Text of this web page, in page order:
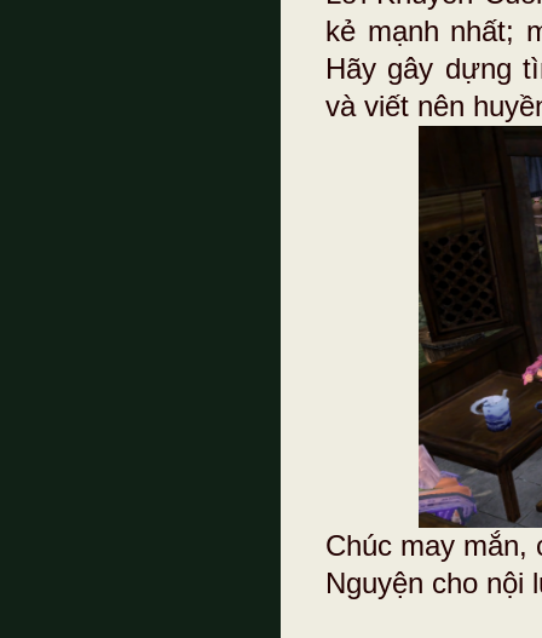
kẻ mạnh nhất;
Hãy gây dựng
và viết nên
Chúc may mắn,
Nguyện cho nội